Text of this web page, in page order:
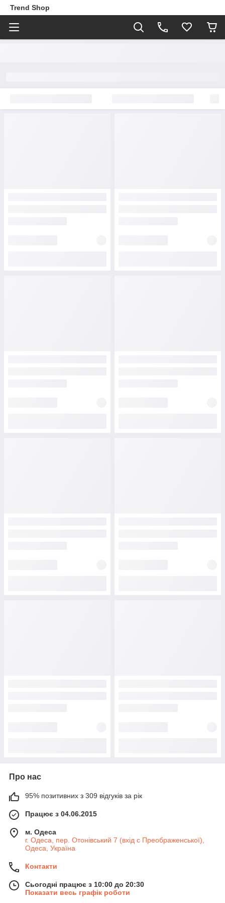
Trend Shop
Про нас
95% позитивних з 309 відгуків за рік
Працює з 04.06.2015
м. Одеса
г. Одеса, пер. Отонівський 7 (вхід с Преображенської),
Одеса, Україна
Контакти
Сьогодні працює з 10:00 до 20:30
Показати весь графік роботи